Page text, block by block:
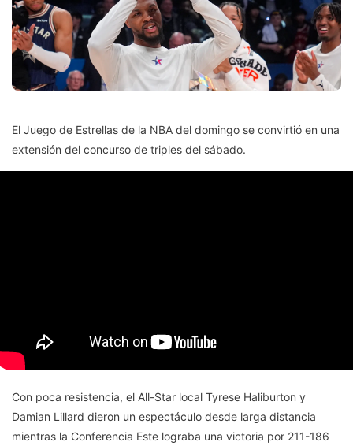
El Juego de Estrellas de la NBA del domingo se convirtió en una
extensión del concurso de triples del sábado.
Con poca resistencia, el All-Star local Tyrese Haliburton y
Damian Lillard dieron un espectáculo desde larga distancia
mientras la Conferencia Este lograba una victoria por 211-186